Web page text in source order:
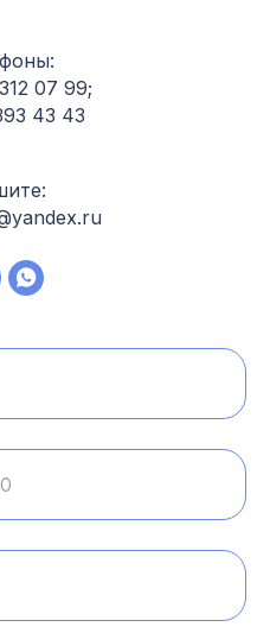
07 99;
43 43